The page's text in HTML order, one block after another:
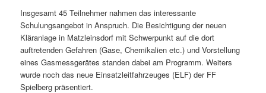
Insgesamt 45 Teilnehmer nahmen das interessante
Schulungsangebot in Anspruch. Die Besichtigung der neuen
Kläranlage in Matzleinsdorf mit Schwerpunkt auf die dort
auftretenden Gefahren (Gase, Chemikalien etc.) und Vorstellung
eines Gasmessgerätes standen dabei am Programm. Weiters
wurde noch das neue Einsatzleitfahrzeuges (ELF) der FF
Spielberg präsentiert.